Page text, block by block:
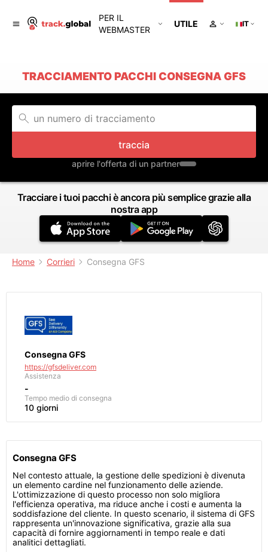
PER IL
WEBMASTER
UTILE IT
TRACCIAMENTO PACCHI CONSEGNA GFS
traccia
aprire l'offerta di un partner
Tracciare i tuoi pacchi è ancora più semplice grazie alla
nostra app
Home Corrieri Consegna GFS
Consegna GFS
https://gfsdeliver.com
Assistenza
-
Tempo medio di consegna
10 giorni
Consegna GFS
Nel contesto attuale, la gestione delle spedizioni è divenuta
un elemento cardine nel funzionamento delle aziende.
L'ottimizzazione di questo processo non solo migliora
l'efficienza operativa, ma riduce anche i costi e aumenta la
soddisfazione del cliente. In questo scenario, il sistema di GFS
rappresenta un'innovazione significativa, grazie alla sua
capacità di fornire aggiornamenti in tempo reale e dati
analitici dettagliati.